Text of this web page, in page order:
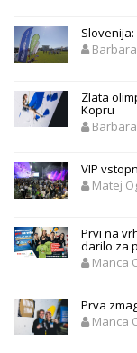
Zlata
Kopru
VIP
Matej
Prvi na
darilo za
Manca
Prva
Manca